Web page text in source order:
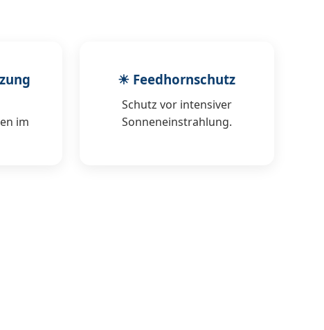
im
☀ Feedhornschutz
Schutz vor intensiver
Sonneneinstrahlung.